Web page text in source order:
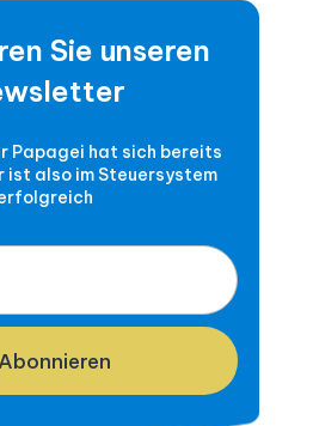
Sie unseren
Papagei hat sich bereits
ist also im Steuersystem